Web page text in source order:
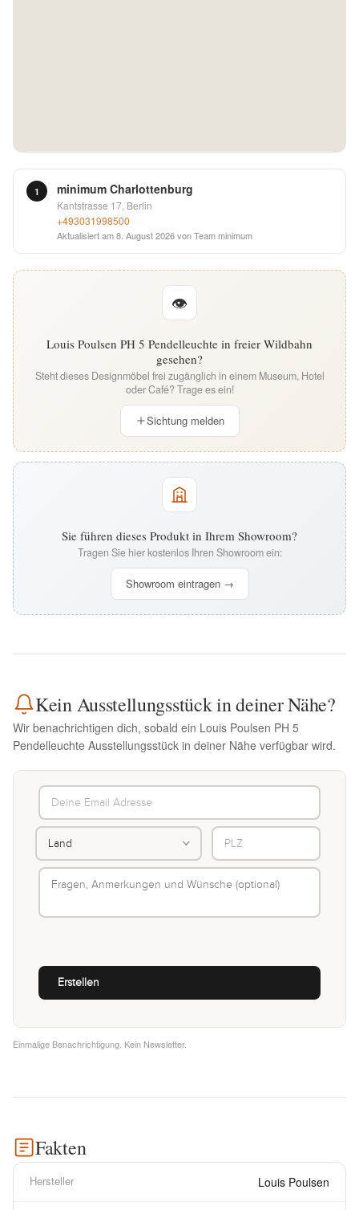
Deutsch
1 minimum Charlottenburg
Kantstrasse 17, Berlin
+493031998500
Aktualisiert am8. August 2026von Team minimum
👁
Louis Poulsen PH 5 Pendelleuchte in freier Wildbahn
gesehen?
Steht dieses Designmöbel frei zugänglich in einem Museum, Hotel
oder Café? Trage es ein!
Sichtung melden
Sie führen dieses Produkt in Ihrem Showroom?
Tragen Sie hier kostenlos Ihren Showroom ein:
Showroom eintragen →
Kein Ausstellungsstück in deiner Nähe?
Wir benachrichtigen dich, sobald ein Louis Poulsen PH 5
Pendelleuchte Ausstellungsstück in deiner Nähe verfügbar wird.
Einmalige Benachrichtigung. Kein Newsletter.
Fakten
Hersteller Louis Poulsen